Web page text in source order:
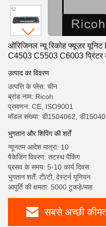
ओरिजिनल न्यू रिकोह फ्यूज़र
C4503 C5503 C6003 प्रिंटर
उत्पाद का विवरण
उत्पत्ति के प्लेस: चीन
ब्रांड नाम: Ricoh
प्रमाणन: CE, ISO9001
मॉडल संख्या: डी1504062,
भुगतान और शिपिंग की शर्तें
न्यूनतम आदेश मात्रा: 10
पैकेजिंग विवरण: तटस्थ पैकिंग
प्रसव के समय: 5-10 कार्य दिवस
भुगतान शर्तें: टी/टी, वेस्टर्न यूनियन
आपूर्ति की क्षमता: 5000 टुकड़े/माह
सबसे अच्छी